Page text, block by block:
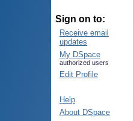
Sign on to:
Receive email
updates
My DSpace
authorized users
Edit Profile
Help
About DSpace